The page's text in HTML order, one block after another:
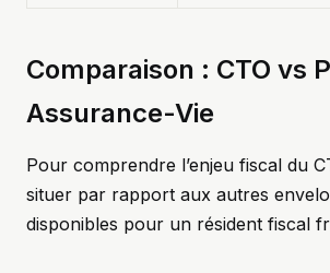
Comparaison : CTO vs
Assurance-Vie
Pour comprendre l’enjeu fiscal du
situer par rapport aux autres
disponibles pour un résident fiscal